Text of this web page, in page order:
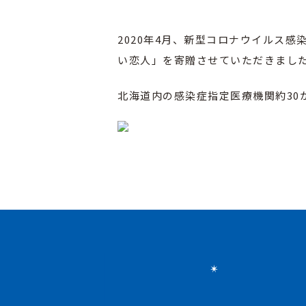
2020年4月、新型コロナウイルス感
い恋人」を寄贈させていただきまし
北海道内の感染症指定医療機関約